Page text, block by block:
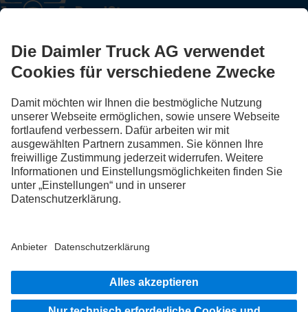
FOLLOW THE ROADSTARS.
Tausche jetzt Erfahrungen mit anderen Truckerinnen und
Steig ein
Rechtliche Hinweise
Datenschutz Schweiz
Datenschutz Aftersales